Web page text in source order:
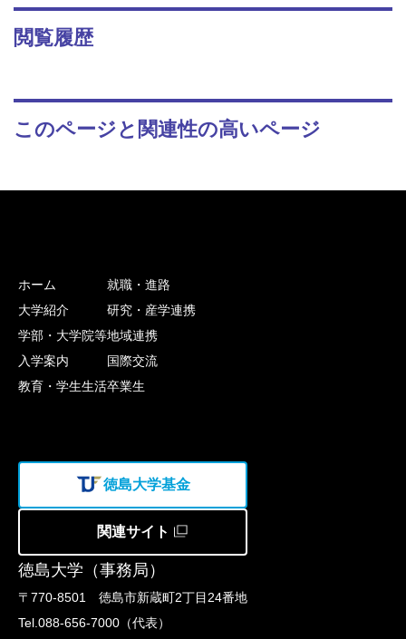
閲覧履歴
このページと関連性の高いページ
徳島大学（事務局）
〒770-8501 徳島市新蔵町2丁目24番地
Tel.088-656-7000（代表）
ホーム
大学紹介
学部・大学院等
入学案内
教育・学生生活
就職・進路
研究・産学連携
地域連携
国際交流
卒業生
徳島大学基金
関連サイト